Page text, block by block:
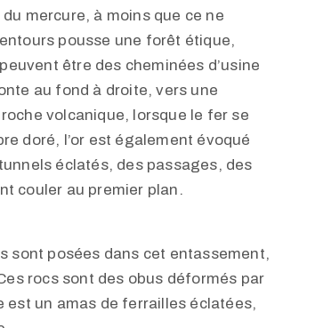
mercure, à moins que ce ne
pousse une forêt étique,
être des cheminées d’usine
au fond à droite, vers une
volcanique, lorsque le fer se
doré, l’or est également évoqué
éclatés, des passages, des
couler au premier plan.
sont posées dans cet entassement,
rocs sont des obus déformés par
est un amas de ferrailles éclatées,